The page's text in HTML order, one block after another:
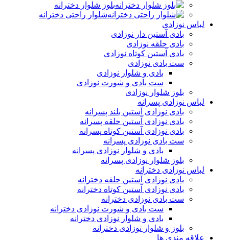
بلوز شلوار دخترانه
شلوار راحتی دخترانه
لباس نوزادی
بادی آستین دار نوزادی
بادی حلقه نوزادی
بادی آستین کوتاه نوزادی
ست بادی نوزادی
بادی و شلوار نوزادی
ست بادی و شورت نوزادی
بلوز شلوار نوزادی
لباس نوزادی پسرانه
بادی نوزادی آستین بلند پسرانه
بادی نوزادی آستین حلقه پسرانه
بادی نوزادی آستین کوتاه پسرانه
ست بادی نوزادی پسرانه
بادی و شلوار نوزادی پسرانه
بلوز شلوار نوزادی پسرانه
لباس نوزادی دخترانه
بادی نوزادی آستین حلقه دخترانه
بادی نوزادی آستین کوتاه دخترانه
ست بادی نوزادی دخترانه
ست بادی و شورت نوزادی دخترانه
بادی و شلوار نوزادی دخترانه
بلوز و شلوار نوزادی دخترانه
علاقه مندی ها